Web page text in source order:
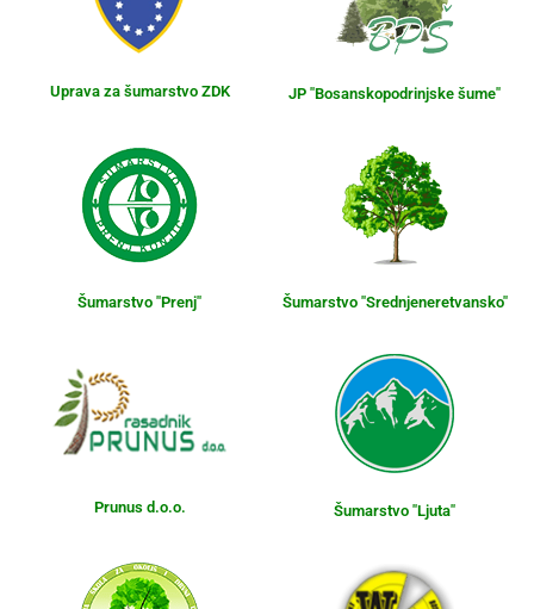
Uprava za šumarstvo ZDK JP "Bosanskopodrinjske šume"
Šumarstvo "Prenj" Šumarstvo "Srednjeneretvansko"
Prunus d.o.o. Šumarstvo "Ljuta"